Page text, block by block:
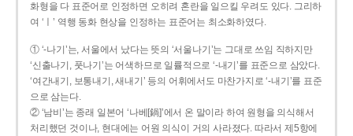
화형을 다 표준어로 인정하면 오히려 혼란을 일으킬 우려도 있다. 그리하
여 ‘ㅣ’ 역행 동화 현상을 인정하는 표준어는 최소화하였다.
① ‘-나기’는, 서울에서 났다는 뜻의 ‘서울나기’는 그대로 쓰임 직하지만
‘신출나기, 풋나기’는 어색하므로 일률적으로 ‘-내기’를 표준으로 삼았다.
‘여간내기, 보통내기, 새내기’ 등의 어휘에서도 마찬가지로 ‘-내기’를 표준
으로 삼는다.
② ‘남비’는 종래 일본어 ‘나베[鍋]’에서 온 말이라 하여 원형을 의식해서
처리했던 것이나, 현대에는 어원 의식이 거의 사라졌다. 따라서 제5항에